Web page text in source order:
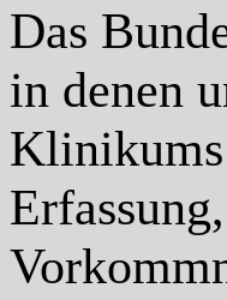
Das
in denen
Klinikums